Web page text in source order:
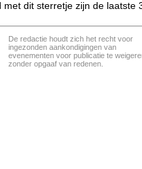
dit sterretje zijn de laatste
De redactie houdt zich het recht voor
ingezonden aankondigingen van
evenementen voor publicatie te
zonder opgaaf van redenen.